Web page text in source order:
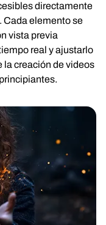
directamente
Cada elemento se
vista previa
real y ajustarlo
la creación de videos